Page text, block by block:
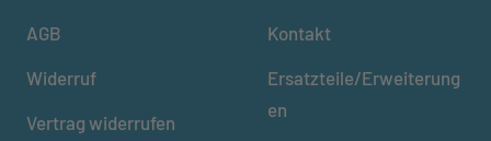
AGB
Widerruf
Vertrag widerrufen
Kontakt
Ersatzteile/Erweiterung
en